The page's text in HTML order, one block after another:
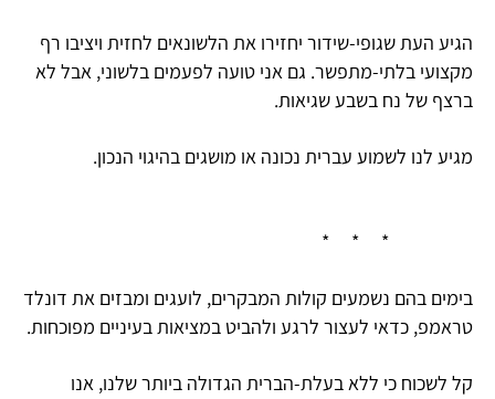
הגיע העת שגופי-שידור יחזירו את הלשונאים לחזית ויציבו רף
מקצועי בלתי-מתפשר. גם אני טועה לפעמים בלשוני, אבל לא
ברצף של נח בשבע שגיאות.
מגיע לנו לשמוע עברית נכונה או מושגים בהיגוי הנכון.
* * *
בימים בהם נשמעים קולות המבקרים, לועגים ומבזים את דונלד
טראמפ, כדאי לעצור לרגע ולהביט במציאות בעיניים מפוכחות.
קל לשכוח כי ללא בעלת-הברית הגדולה ביותר שלנו, אנו